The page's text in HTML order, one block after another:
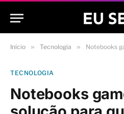
Início » Tecnologia » Notebooks gamer
TECNOLOGIA
Notebooks